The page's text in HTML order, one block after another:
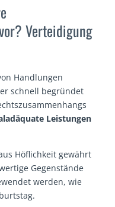
Verteidigung
Handlungen
schnell begründet
Leistungen
Höflichkeit gewährt
Gegenstände
werden, wie